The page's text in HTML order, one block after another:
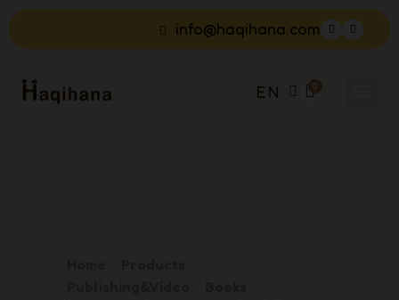
info@haqihana.com
EN